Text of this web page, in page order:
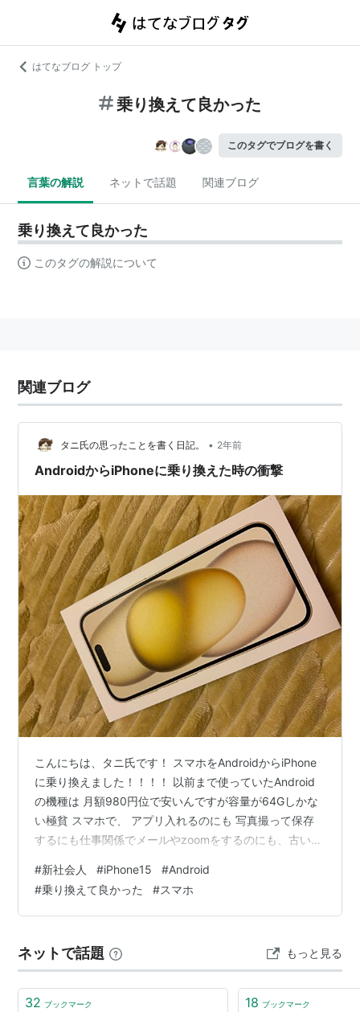
はてなブログ トップ
乗り換えて良かった
このタグでブログを書く
言葉の解説 ネットで話題 関連ブログ
乗り換えて良かった
このタグの解説について
関連ブログ
タニ氏の思ったことを書く日記。 • 2年前
AndroidからiPhoneに乗り換えた時の衝撃
こんにちは、タニ氏です！ スマホをAndroidからiPhone
に乗り換えました！！！！ 以前まで使っていたAndroid
の機種は 月額980円位で安いんですが容量が64Gしかな
い極貧 スマホで、 アプリ入れるのにも 写真撮って保存
するにも仕事関係でメールやzoomをするのにも、古いデ
っていう、笑 スマホ命の現代っ子には辛い現状でした笑
しかも私ゲームするからそれがバカ重い笑笑 新しく スマ
ホ変えよう！とついに購入したのが、iPhone15！！ 最
調べたり考えた結果、 パフォーマンスの高さ…
#新社会人 #iPhone15 #Android
#乗り換えて良かった #スマホ
ネットで話題 もっと見る
32 ブックマーク 18 ブックマーク